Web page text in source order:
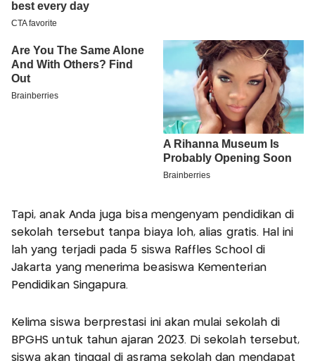
Tapi, anak Anda juga bisa mengenyam pendidikan di
sekolah tersebut tanpa biaya loh, alias gratis. Hal ini
lah yang terjadi pada 5 siswa Raffles School di
Jakarta yang menerima beasiswa Kementerian
Pendidikan Singapura.
Kelima siswa berprestasi ini akan mulai sekolah di
BPGHS untuk tahun ajaran 2023. Di sekolah tersebut,
siswa akan tinggal di asrama sekolah dan mendapat